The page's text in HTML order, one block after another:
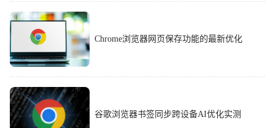
Chrome浏览器网页保存功能的最新优化
谷歌浏览器书签同步跨设备AI优化实测